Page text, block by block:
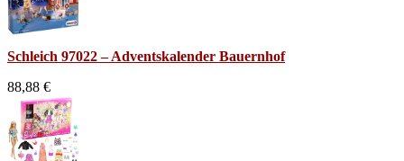
Schleich 97022 – Adventskalender Bauernhof
88,88 €